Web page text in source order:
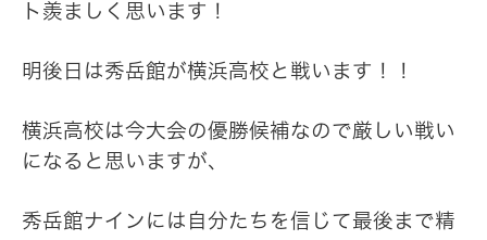
ト羨ましく思います！
明後日は秀岳館が横浜高校と戦います！！
横浜高校は今大会の優勝候補なので厳しい戦い
になると思いますが、
秀岳館ナインには自分たちを信じて最後まで精